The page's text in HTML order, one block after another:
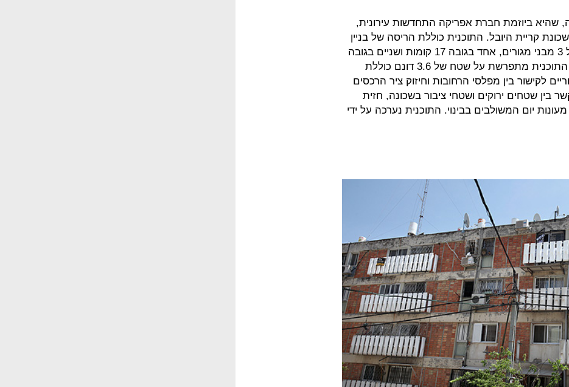
שהיא ביוזמת חברת אפריקה התחדשות עירונית,
ברחוב בוליביה 14 שבשכונת קריית היובל. התוכנית כוללת הריסה של בניין
שיכון הכולל 56 יח"ד, והקמה של 3 מבני מגורים, אחד בגובה 17 קומות ושניים בגובה
10 קומות אשר יכללו 180 יח"ד. התוכנית מתפרשת על שטח של 3.6 דונם כוללת
לקישור בין מפלסי הרחובות וחיזוק ציר הרכסים
בין שטחים ירוקים ושטחי ציבור בשכונה, חזית
מסחרית, הרחבת המדרכות ו-3 מעונות יום המשולבים בבינוי. התוכנית נערכה על ידי